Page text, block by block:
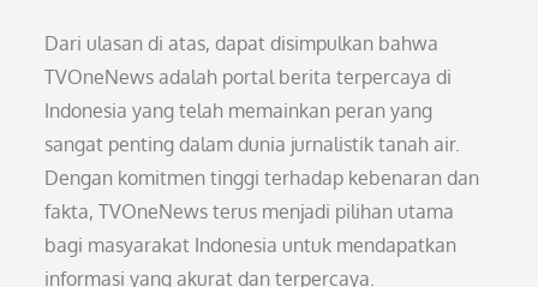
Dari ulasan di atas, dapat disimpulkan bahwa
TVOneNews adalah portal berita terpercaya di
Indonesia yang telah memainkan peran yang
sangat penting dalam dunia jurnalistik tanah air.
Dengan komitmen tinggi terhadap kebenaran dan
fakta, TVOneNews terus menjadi pilihan utama
bagi masyarakat Indonesia untuk mendapatkan
informasi yang akurat dan terpercaya.